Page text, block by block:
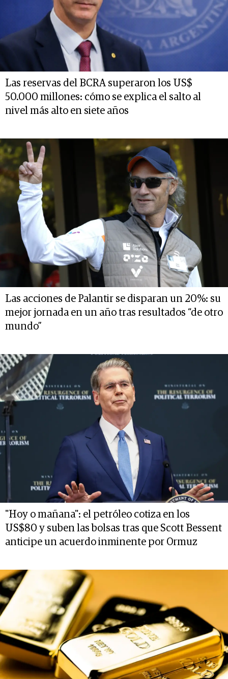
Las reservas del BCRA superaron los US$
50.000 millones: cómo se explica el salto al
nivel más alto en siete años
Las acciones de Palantir se disparan un 20%: su
mejor jornada en un año tras resultados “de otro
mundo”
"Hoy o mañana": el petróleo cotiza en los
US$80 y suben las bolsas tras que Scott Bessent
anticipe un acuerdo inminente por Ormuz